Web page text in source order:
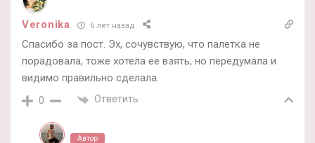
Veronika 6 лет назад
Спасибо за пост. Эх, сочувствую, что палетка не
порадовала, тоже хотела ее взять, но передумала и
видимо правильно сделала.
0 Ответить
Автор